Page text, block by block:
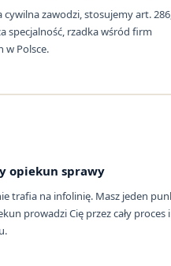
cywilna zawodzi, stosujemy art.
specjalność, rzadka wśród firm
w Polsce.
opiekun sprawy
trafia na infolinię. Masz jeden
prowadzi Cię przez cały proces